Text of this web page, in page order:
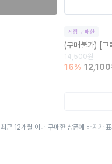
직접 구매한
(구매불가) [그
14,500원
16% 12,100
최근 12개월 이내 구매한 상품에 배지가